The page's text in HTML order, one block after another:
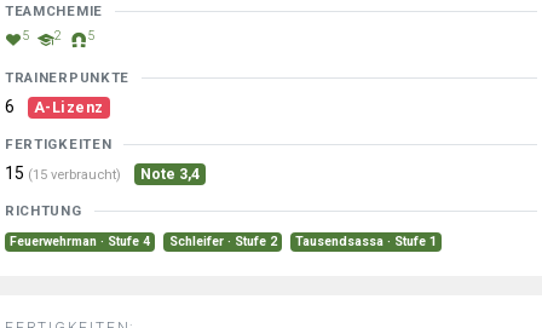
TEAMCHEMIE
5 2 5
TRAINERPUNKTE
6 A-Lizenz
FERTIGKEITEN
15 (15 verbraucht) Note 3,4
RICHTUNG
Feuerwehrman · Stufe 4 Schleifer · Stufe 2 Tausendsassa · Stufe 1